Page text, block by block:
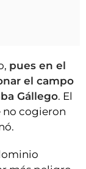
pues en el
el campo
Gállego. El
no cogieron